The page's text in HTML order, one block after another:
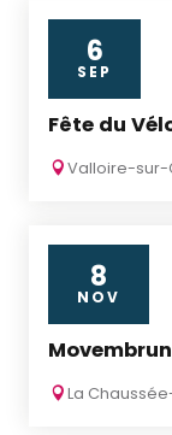
6
SEP
Fête du
Valloire-sur-
8
NOV
La